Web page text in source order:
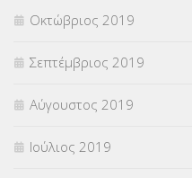
Οκτώβριος 2019
Σεπτέμβριος 2019
Αύγουστος 2019
Ιούλιος 2019